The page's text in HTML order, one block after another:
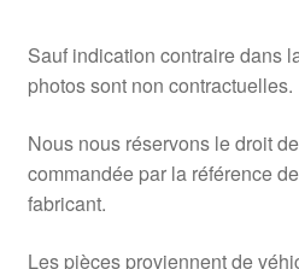
Sauf indication contraire dans
photos sont non contractuelles.
Nous nous réservons le droit
commandée par la référence
fabricant.
Les pièces proviennent de